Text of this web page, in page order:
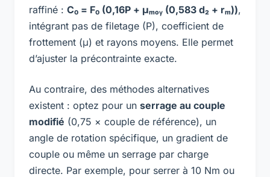
raffiné : C₀ = F₀ (0,16P + μₘₒᵧ (0,583 d₂ + rₘ)),
intégrant pas de filetage (P), coefficient de
frottement (μ) et rayons moyens. Elle permet
d’ajuster la précontrainte exacte.
Au contraire, des méthodes alternatives
existent : optez pour un serrage au couple
modifié (0,75 × couple de référence), un
angle de rotation spécifique, un gradient de
couple ou même un serrage par charge
directe. Par exemple, pour serrer à 10 Nm ou